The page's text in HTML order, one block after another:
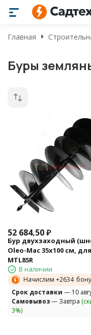
Главная
Буры
52 684,50₽
Бур двухзаходный
Oleo-Mac 35х100 см, для
MTL85R
В наличии
Начислим +2634
Cрок доставки — 10
Самовывоз— Завтра
3%)